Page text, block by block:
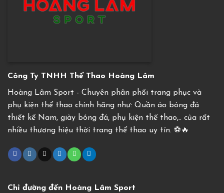
Công Ty TNHH Thể Thao Hoàng Lâm
Hoàng Lâm Sport - Chuyên phân phối trang phục và
phụ kiện thể thao chính hãng như: Quần áo bóng đá
thiết kế Nam, giày bóng đá, phụ kiện thể thao,.. của rất
nhiều thương hiệu thời trang thể thao uy tín. ⚽️🔥
Chỉ đường đến Hoàng Lâm Sport